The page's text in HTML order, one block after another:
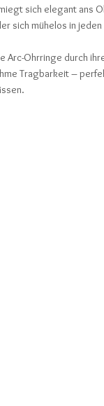
sich elegant ans
sich mühelos in jeden
Arc-Ohrringe durch
Tragbarkeit –